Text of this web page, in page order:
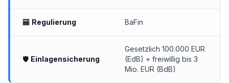
🏧 Regulierung BaFin
🛡 Einlagensicherung
Gesetzlich 100.000 EUR
(EdB) + freiwillig bis 3
Mio. EUR (BdB)